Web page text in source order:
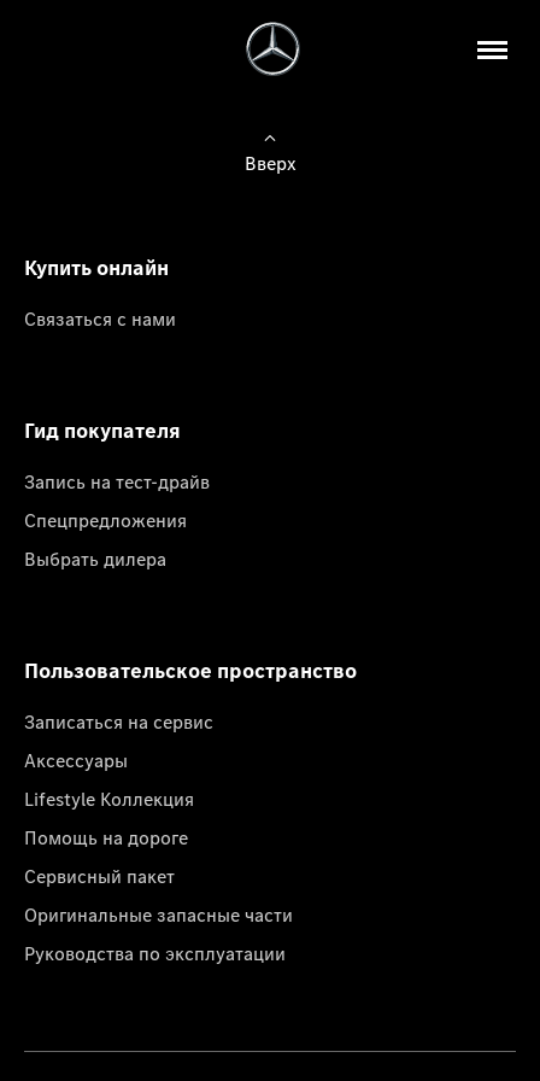
Вверх
Купить онлайн
Связаться с нами
Гид покупателя
Запись на тест-драйв
Спецпредложения
Выбрать дилера
Пользовательское пространство
Записаться на сервис
Аксессуары
Lifestyle Коллекция
Помощь на дороге
Сервисный пакет
Оригинальные запасные части
Руководства по эксплуатации